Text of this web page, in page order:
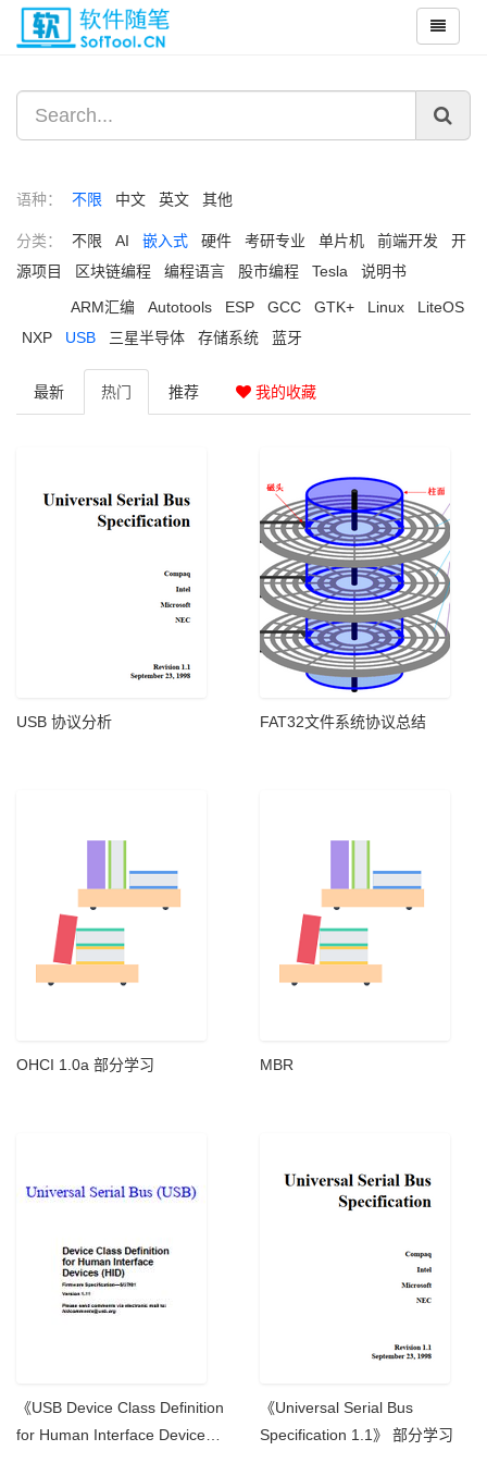
语种： 不限 中文 英文 其他
分类： 不限 AI 嵌入式 硬件 考研专业 单片机 前端开发
开
源项目
区块链编程 编程语言 股市编程 Tesla 说明书
ARM汇编 Autotools ESP GCC GTK+ Linux
LiteOS
NXP
USB 三星半导体 存储系统 蓝牙
最新 热门 推荐 我的收藏
USB 协议分析 FAT32文件系统协议总结
OHCI 1.0a 部分学习 MBR
《USB Device Class Definition
for Human Interface Devices
《Universal Serial Bus
Specification 1.1》 部分学习